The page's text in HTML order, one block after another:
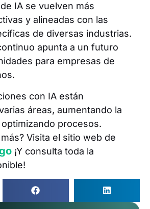
IA se vuelven más
y alineadas con las
de diversas industrias.
apunta a un futuro
para empresas de
con IA están
áreas, aumentando la
procesos.
Visita el sitio web de
¡Y consulta toda la